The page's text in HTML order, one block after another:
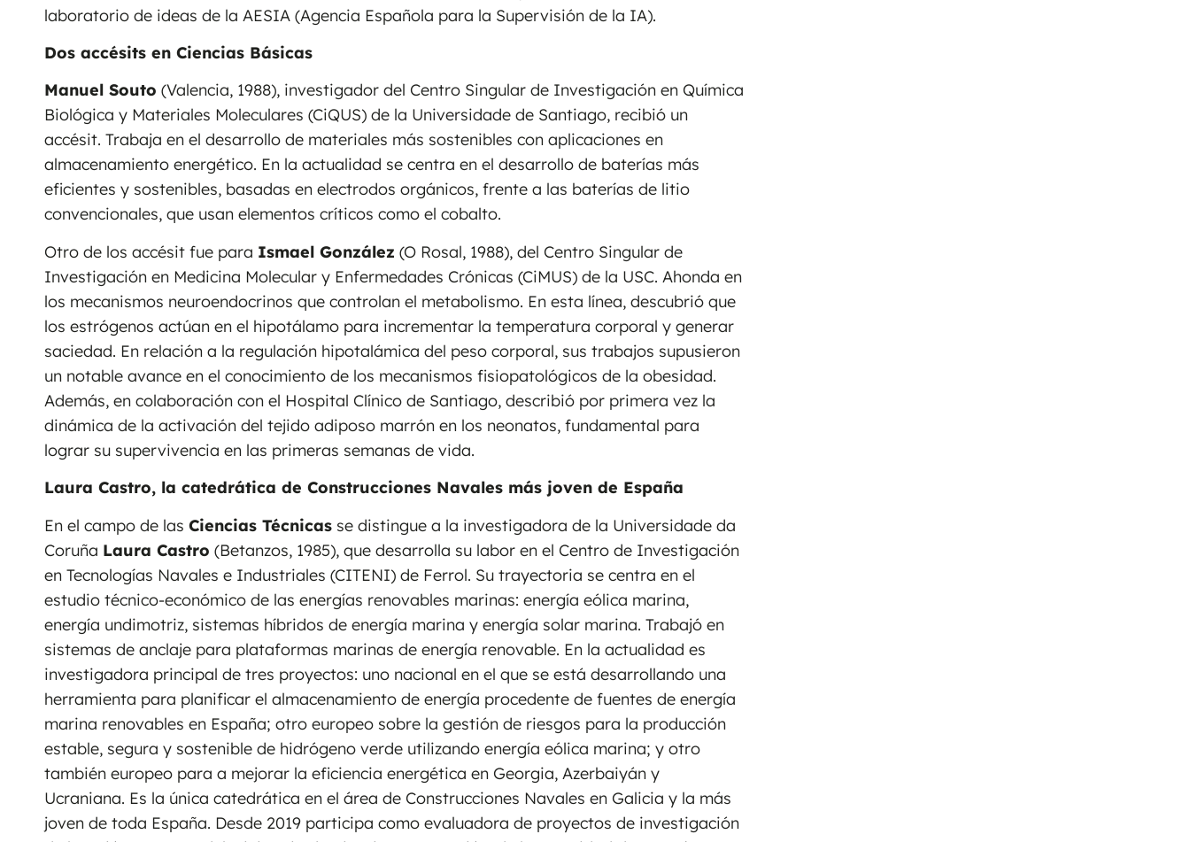
laboratorio de ideas de la AESIA (Agencia Española para la Supervisión de la IA).
Dos accésits en Ciencias Básicas
Manuel Souto (Valencia, 1988), investigador del Centro Singular de Investigación en Química
Biológica y Materiales Moleculares (CiQUS) de la Universidade de Santiago, recibió un
accésit. Trabaja en el desarrollo de materiales más sostenibles con aplicaciones en
almacenamiento energético. En la actualidad se centra en el desarrollo de baterías más
eficientes y sostenibles, basadas en electrodos orgánicos, frente a las baterías de litio
convencionales, que usan elementos críticos como el cobalto.
Otro de los accésit fue para Ismael González (O Rosal, 1988), del Centro Singular de
Investigación en Medicina Molecular y Enfermedades Crónicas (CiMUS) de la USC. Ahonda en
los mecanismos neuroendocrinos que controlan el metabolismo. En esta línea, descubrió que
los estrógenos actúan en el hipotálamo para incrementar la temperatura corporal y generar
saciedad. En relación a la regulación hipotalámica del peso corporal, sus trabajos supusieron
un notable avance en el conocimiento de los mecanismos fisiopatológicos de la obesidad.
Además, en colaboración con el Hospital Clínico de Santiago, describió por primera vez la
dinámica de la activación del tejido adiposo marrón en los neonatos, fundamental para
lograr su supervivencia en las primeras semanas de vida.
Laura Castro, la catedrática de Construcciones Navales más joven de España
En el campo de las Ciencias Técnicas se distingue a la investigadora de la Universidade da
Coruña Laura Castro (Betanzos, 1985), que desarrolla su labor en el Centro de Investigación
en Tecnologías Navales e Industriales (CITENI) de Ferrol. Su trayectoria se centra en el
estudio técnico-económico de las energías renovables marinas: energía eólica marina,
energía undimotriz, sistemas híbridos de energía marina y energía solar marina. Trabajó en
sistemas de anclaje para plataformas marinas de energía renovable. En la actualidad es
investigadora principal de tres proyectos: uno nacional en el que se está desarrollando una
herramienta para planificar el almacenamiento de energía procedente de fuentes de energía
marina renovables en España; otro europeo sobre la gestión de riesgos para la producción
estable, segura y sostenible de hidrógeno verde utilizando energía eólica marina; y otro
también europeo para a mejorar la eficiencia energética en Georgia, Azerbaiyán y
Ucraniana. Es la única catedrática en el área de Construcciones Navales en Galicia y la más
joven de toda España. Desde 2019 participa como evaluadora de proyectos de investigación